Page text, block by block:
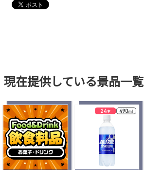
現在提供している景品一覧